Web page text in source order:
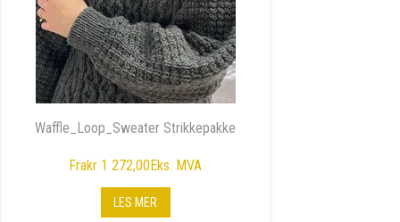
Waffle_Loop_Sweater Strikkepakke
Frakr 1 272,00Eks. MVA
LES MER